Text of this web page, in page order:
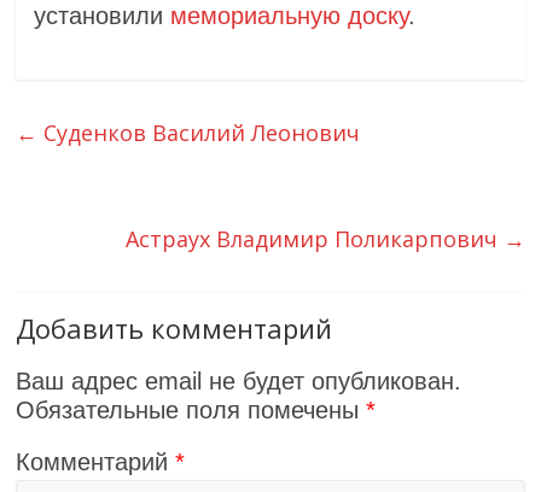
установили мемориальную доску.
← Суденков Василий Леонович
Астраух Владимир Поликарпович →
Добавить комментарий
Ваш адрес email не будет опубликован.
Обязательные поля помечены*
Комментарий*